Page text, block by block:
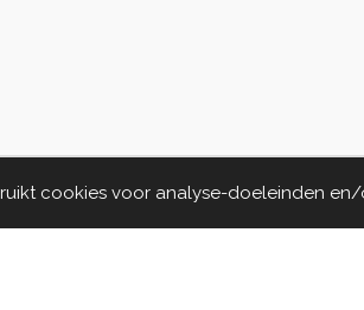
cookies voor analyse-doeleinden
voorwaarden